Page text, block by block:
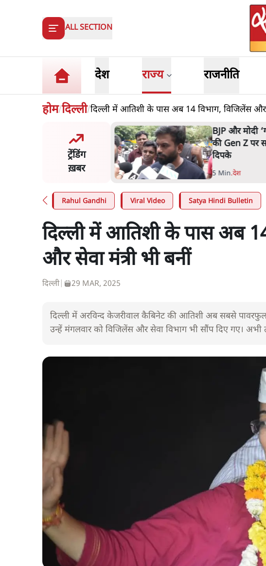
ALL SECTION
देश राज्य राजनीति
होम/दिल्ली/दिल्ली में आतिशी के पास अब 14 विभाग, विजिलेंस और
ट्रेंडिंग
ख़बर
में काला नहीं, पूरी दाल ही
वाहनों को बरबाद कर रहा है
BJP और मोदी
की Gen Z पर
दिपके
5 Min.देश
Rahul Gandhi Viral Video Satya Hindi Bulletin
दिल्ली में आतिशी के पास अब
और सेवा मंत्री भी बनीं
दिल्ली| 29 MAR, 2025
दिल्ली में अरविन्द केजरीवाल कैबिनेट की आतिशी अब सबसे
उन्हें मंगलवार को विजिलेंस और सेवा विभाग भी सौंप दिए गए। अभी